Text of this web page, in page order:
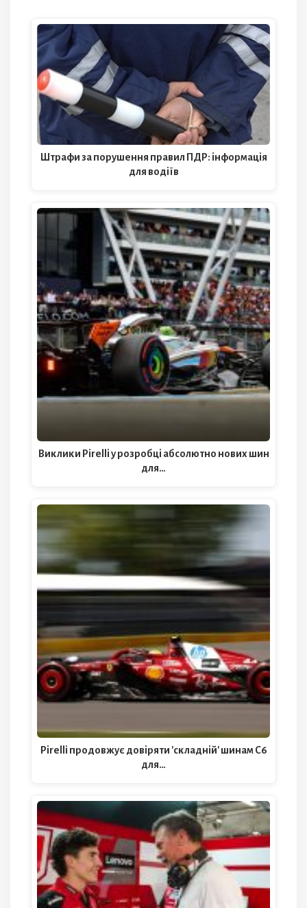
Штрафи за порушення правил ПДР: інформація
для водіїв
Виклики Pirelli у розробці абсолютно нових шин
для…
Pirelli продовжує довіряти 'складній' шинам C6
для…